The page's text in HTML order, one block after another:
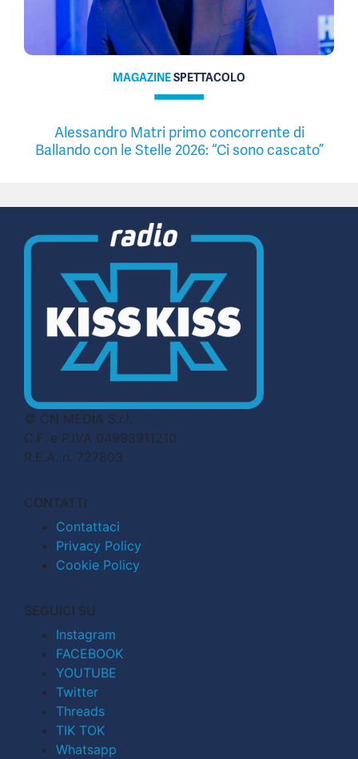
MAGAZINESPETTACOLO
Alessandro Matri primo concorrente di
Ballando con le Stelle 2026: “Ci sono cascato”
© CN MEDIA S.r.l.
C.F. e P.IVA 04998911210
R.E.A. n. 727803
CONTATTI
Contattaci
Privacy Policy
Cookie Policy
SEGUICI SU
Instagram
FACEBOOK
YOUTUBE
Twitter
Threads
TIK TOK
Whatsapp